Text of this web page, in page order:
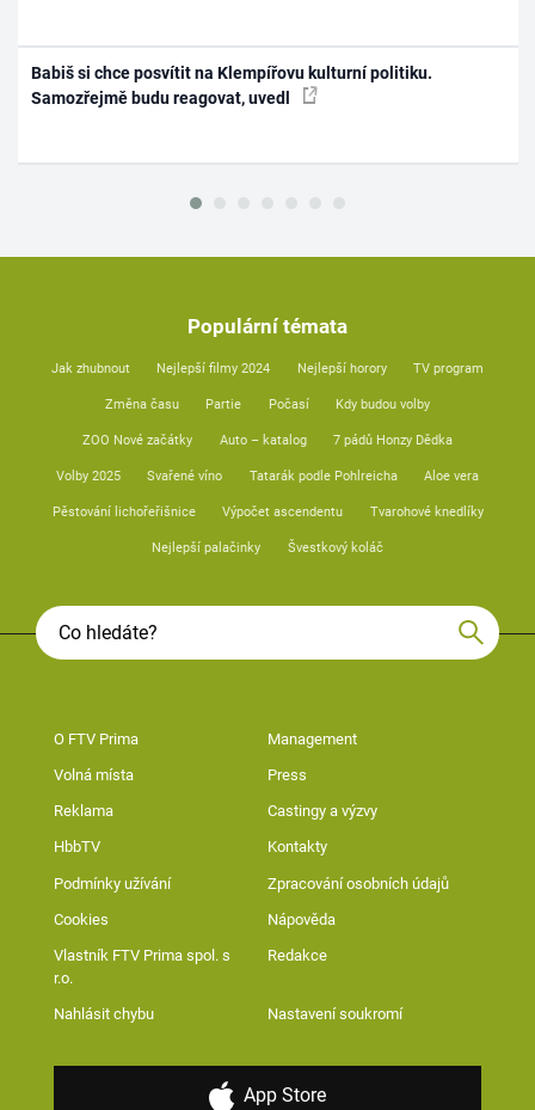
Babiš si chce posvítit na Klempířovu kulturní politiku.
Samozřejmě budu reagovat, uvedl
Populární témata
Jak zhubnout Nejlepší filmy 2024 Nejlepší horory TV program
Změna času Partie Počasí Kdy budou volby
ZOO Nové začátky Auto – katalog 7 pádů Honzy Dědka
Volby 2025 Svařené víno Tatarák podle Pohlreicha Aloe vera
Pěstování lichořeřišnice Výpočet ascendentu Tvarohové knedlíky
Nejlepší palačinky Švestkový koláč
O FTV Prima Management
Volná místa Press
Reklama Castingy a výzvy
HbbTV Kontakty
Podmínky užívání Zpracování osobních údajů
Cookies Nápověda
Vlastník FTV Prima spol. s
r.o.
Redakce
Nahlásit chybu Nastavení soukromí
App Store